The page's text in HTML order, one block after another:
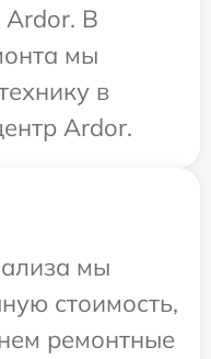
Ardor. В
мы
в
Ardor.
мы
стоимость,
ремонтные